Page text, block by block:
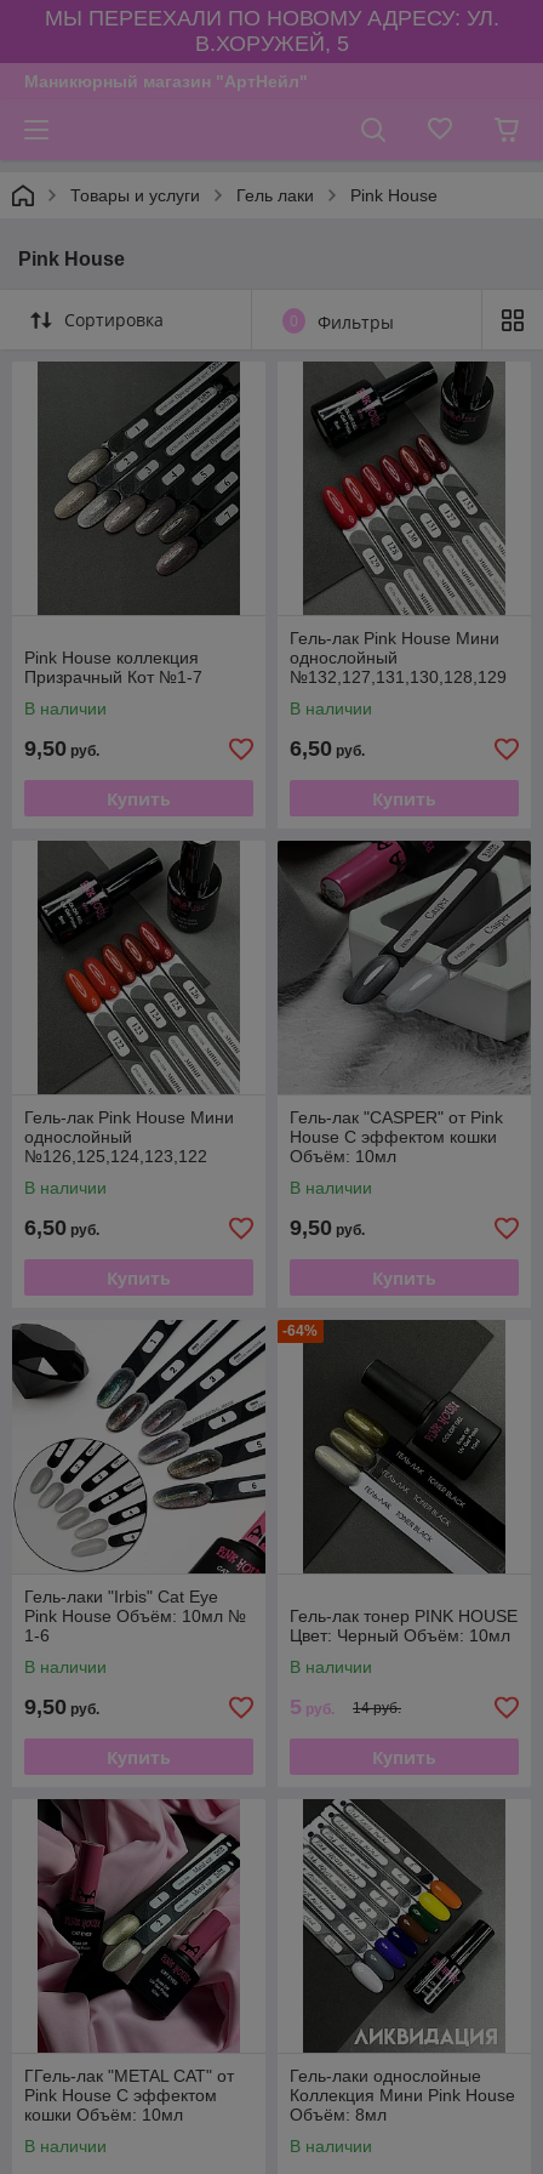
МЫ ПЕРЕЕХАЛИ ПО НОВОМУ АДРЕСУ: УЛ.
В.ХОРУЖЕЙ, 5
Маникюрный магазин "АртНейл"
Товары и услуги Гель лаки Pink House
Pink House
Сортировка 0 Фильтры
Pink House коллекция
Призрачный Кот №1-7
В наличии
9,50 руб.
Купить
Гель-лак Pink House Мини
однослойный
№132,127,131,130,128,129
В наличии
6,50 руб.
Купить
Гель-лак Pink House Мини
однослойный
№126,125,124,123,122
В наличии
6,50 руб.
Купить
Гель-лак "CASPER" от Pink
House С эффектом кошки
Объём: 10мл
В наличии
9,50 руб.
Купить
Гель-лаки "Irbis" Cat Eye
Pink House Объём: 10мл №
1-6
В наличии
9,50 руб.
Купить
-64%
Гель-лак тонер PINK HOUSE
Цвет: Черный Объём: 10мл
В наличии
5 руб. 14 руб.
Купить
ГГель-лак "METAL CAT" от
Pink House С эффектом
кошки Объём: 10мл
В наличии
Гель-лаки однослойные
Коллекция Мини Pink House
Объём: 8мл
В наличии